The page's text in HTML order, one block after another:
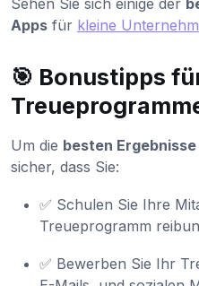
Sehen Sie sich einige der
Apps für kleine
🎯 Bonustipps
Um die besten Ergebnisse
sicher, dass Sie:
✅ Schulen Sie Ihre
Treueprogramm
✅ Bewerben Sie Ihr